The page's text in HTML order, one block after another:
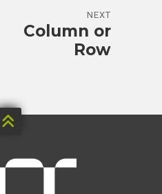
NEXT
Column or
Row
